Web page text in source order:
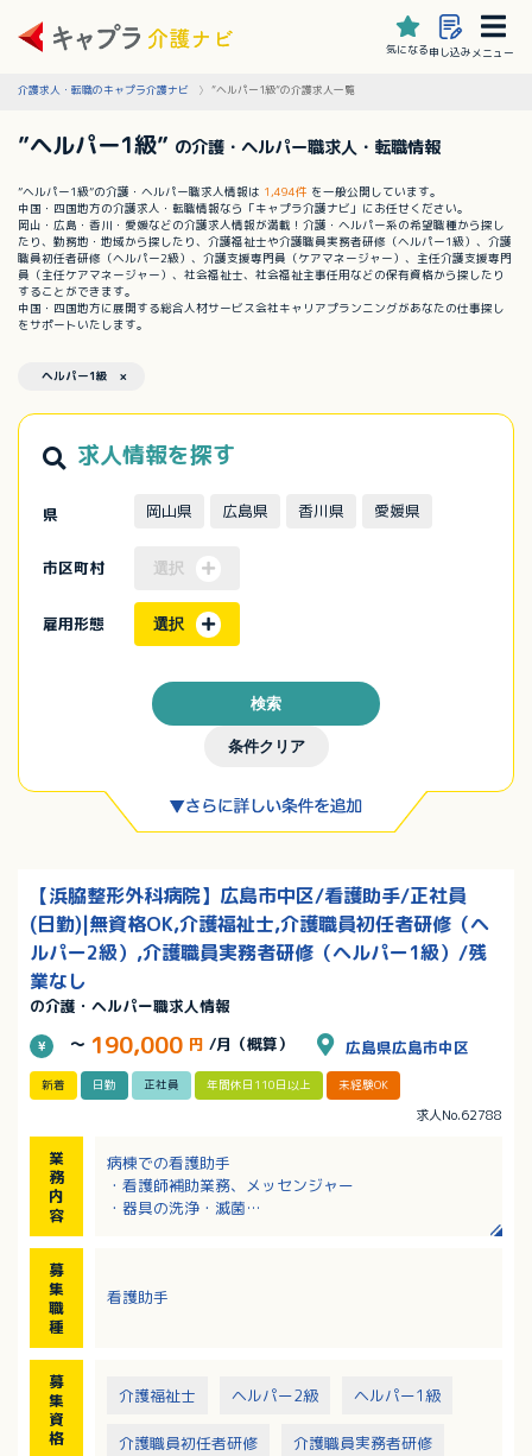
気になる申し込みメニュー
介護求人・転職のキャプラ介護ナビ ”ヘルパー1級”の介護求人一覧
”ヘルパー1級” の介護・ヘルパー職求人・転職情報
”ヘルパー1級”の介護・ヘルパー職求人情報は 1,494件 を一般公開しています。
中国・四国地方の介護求人・転職情報なら「キャプラ介護ナビ」にお任せください。
岡山・広島・香川・愛媛などの介護求人情報が満載！介護・ヘルパー系の希望職種から探し
たり、勤務地・地域から探したり、介護福祉士や介護職員実務者研修（ヘルパー1級）、介護
職員初任者研修（ヘルパー2級）、介護支援専門員（ケアマネージャー）、主任介護支援専門
員（主任ケアマネージャー）、社会福祉士、社会福祉主事任用などの保有資格から探したり
することができます。
中国・四国地方に展開する総合人材サービス会社キャリアプランニングがあなたの仕事探し
をサポートいたします。
ヘルパー1級 ×
求人情報を探す
県 岡山県 広島県 香川県 愛媛県
市区町村 選択
雇用形態 選択
条件クリア
検索
【浜脇整形外科病院】広島市中区/看護助手/正社員
(日勤)|無資格OK,介護福祉士,介護職員初任者研修（ヘ
ルパー2級）,介護職員実務者研修（ヘルパー1級）/残
業なし
の介護・ヘルパー職求人情報
～ 190,000 円 /月（概算） 広島県広島市中区
新着 日勤 正社員 年間休日110日以上 未経験OK
求人No.62788
業
務
内
容
病棟での看護助手
・看護師補助業務、メッセンジャー
・器具の洗浄・滅菌
募
集
職
種
看護助手
募
集
資
格
介護福祉士 ヘルパー2級 ヘルパー1級
介護職員初任者研修 介護職員実務者研修